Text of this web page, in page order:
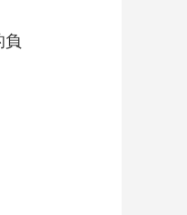
負